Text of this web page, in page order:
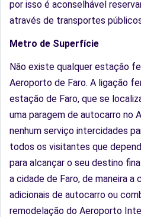
por isso é aconselhável
através de transportes
Metro de Superfície
Não existe qualquer estação
Aeroporto de Faro. A ligação
estação de Faro, que se
uma paragem de autocarro no
nenhum serviço intercidades
todos os visitantes que
para alcançar o seu destino
a cidade de Faro, de maneira a
adicionais de autocarro ou
remodelação do Aeroporto